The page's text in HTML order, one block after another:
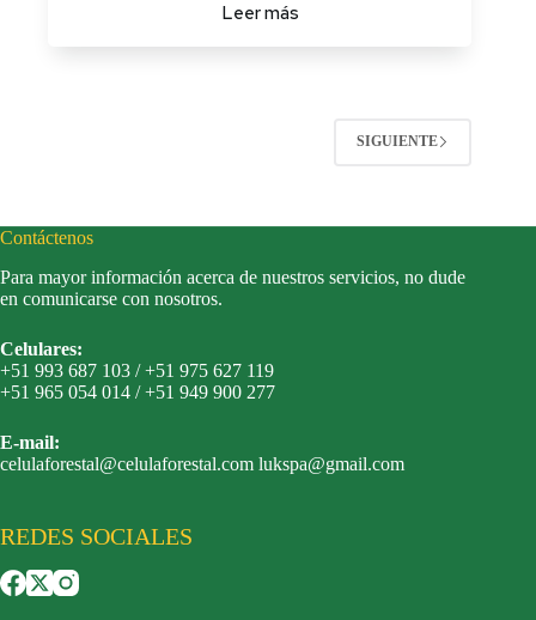
Leer más
SIGUIENTE
Contáctenos
Para mayor información acerca de nuestros servicios, no dude
en comunicarse con nosotros.
Celulares:
+51 993 687 103 / +51 975 627 119
+51 965 054 014 / +51 949 900 277
E-mail:
celulaforestal@celulaforestal.com lukspa@gmail.com
REDES SOCIALES